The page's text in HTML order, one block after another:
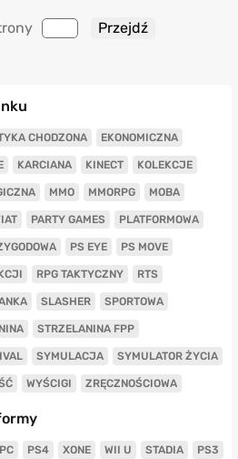
CHODZONA EKONOMICZNA
KARCIANA KINECT KOLEKCJE
MMO MMORPG MOBA
PARTY GAMES PLATFORMOWA
PS EYE PS MOVE
RPG TAKTYCZNY RTS
SLASHER SPORTOWA
STRZELANINA FPP
SYMULACJA SYMULATOR ŻYCIA
WYŚCIGI ZRĘCZNOŚCIOWA
PC PS4 XONE WII U STADIA PS3